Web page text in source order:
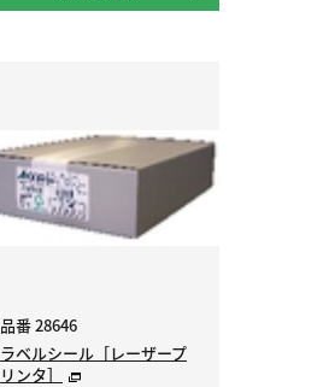
品番 28646
ラベルシール［レーザープ
リンタ］